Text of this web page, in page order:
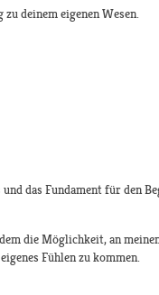
deinem eigenen Wesen.
das Fundament für den
die Möglichkeit, an
Fühlen zu kommen.